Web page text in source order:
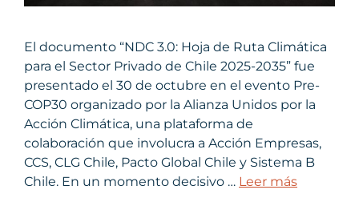
El documento “NDC 3.0: Hoja de Ruta Climática
para el Sector Privado de Chile 2025-2035” fue
presentado el 30 de octubre en el evento Pre-
COP30 organizado por la Alianza Unidos por la
Acción Climática, una plataforma de
colaboración que involucra a Acción Empresas,
CCS, CLG Chile, Pacto Global Chile y Sistema B
Chile. En un momento decisivo … Leer más